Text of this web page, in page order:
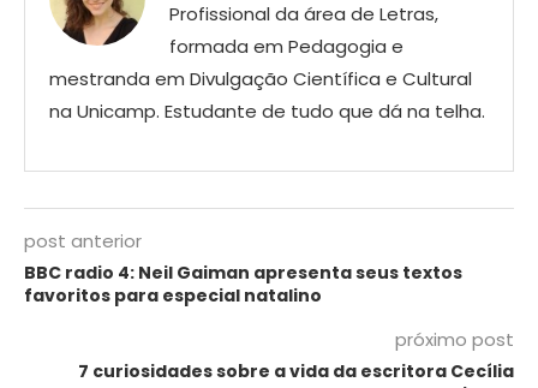
Profissional da área de Letras,
formada em Pedagogia e
mestranda em Divulgação Científica e Cultural
na Unicamp. Estudante de tudo que dá na telha.
post anterior
BBC radio 4: Neil Gaiman apresenta seus textos
favoritos para especial natalino
próximo post
7 curiosidades sobre a vida da escritora Cecília